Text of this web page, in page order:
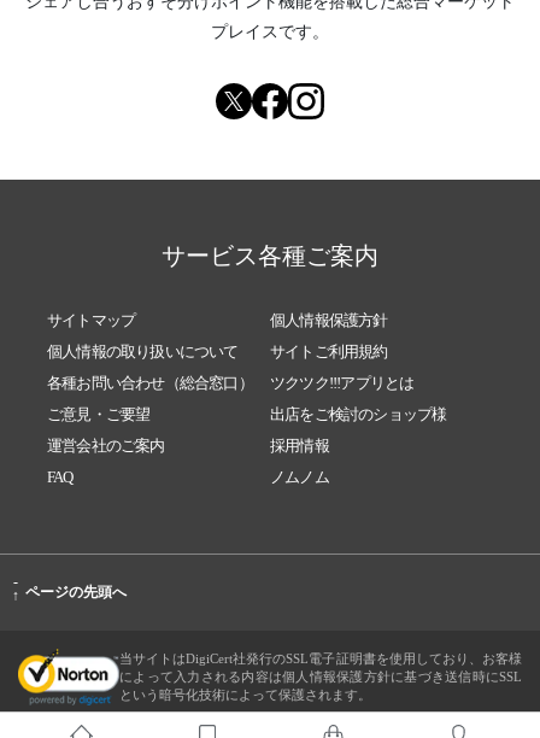
プレイスです。
サービス各種ご案内
サイトマップ
個人情報保護方針
個人情報の取り扱いについて
サイトご利用規約
各種お問い合わせ（総合窓口）
ツクツク!!!アプリとは
ご意見・ご要望
出店をご検討のショップ様
運営会社のご案内
採用情報
FAQ
ノムノム
-
↑ ページの先頭へ
当サイトはDigiCert社発行のSSL電子証明書を使用しており、お客様
によって入力される内容は個人情報保護方針に基づき送信時にSSL
という暗号化技術によって保護されます。